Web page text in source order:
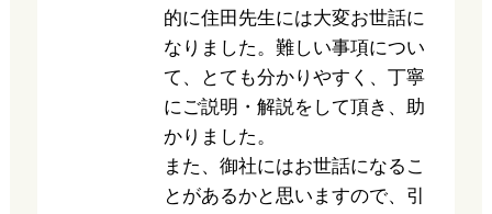
的に住田先生には大変お世話に
なりました。難しい事項につい
て、とても分かりやすく、丁寧
にご説明・解説をして頂き、助
かりました。
また、御社にはお世話になるこ
とがあるかと思いますので、引